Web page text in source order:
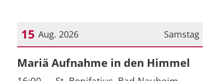
Samstag
15 Aug. 2026
Datum: 15. August 2026
Mariä Aufnahme in den Himmel